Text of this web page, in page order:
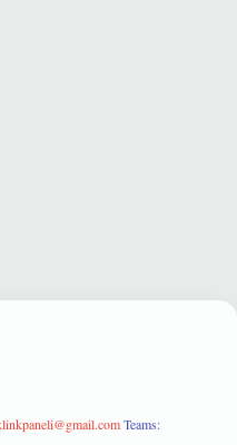
Teams: